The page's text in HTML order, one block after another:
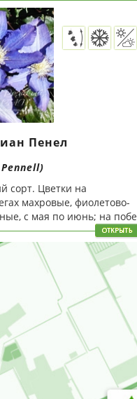
Пенел
сорт. Цветки на
махровые, фиолетово-
с мая по июнь; на